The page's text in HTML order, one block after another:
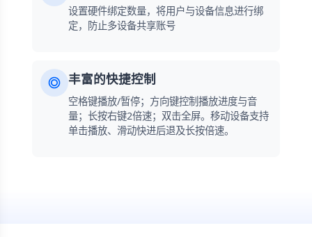
设置硬件绑定数量，将用户与设备信息进行绑
定，防止多设备共享账号
丰富的快捷控制
空格键播放/暂停；方向键控制播放进度与音
量；长按右键2倍速；双击全屏。移动设备支持
单击播放、滑动快进后退及长按倍速。